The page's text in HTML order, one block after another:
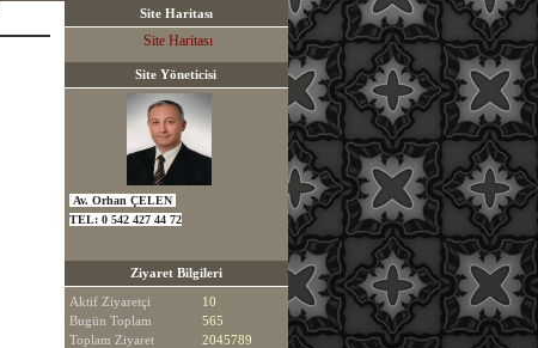
Site Haritası
Site Haritası
Site Yöneticisi
Av. Orhan ÇELEN
TEL: 0 542 427 44 72
Ziyaret Bilgileri
Aktif Ziyaretçi
10
Bugün Toplam
565
Toplam Ziyaret
2045789